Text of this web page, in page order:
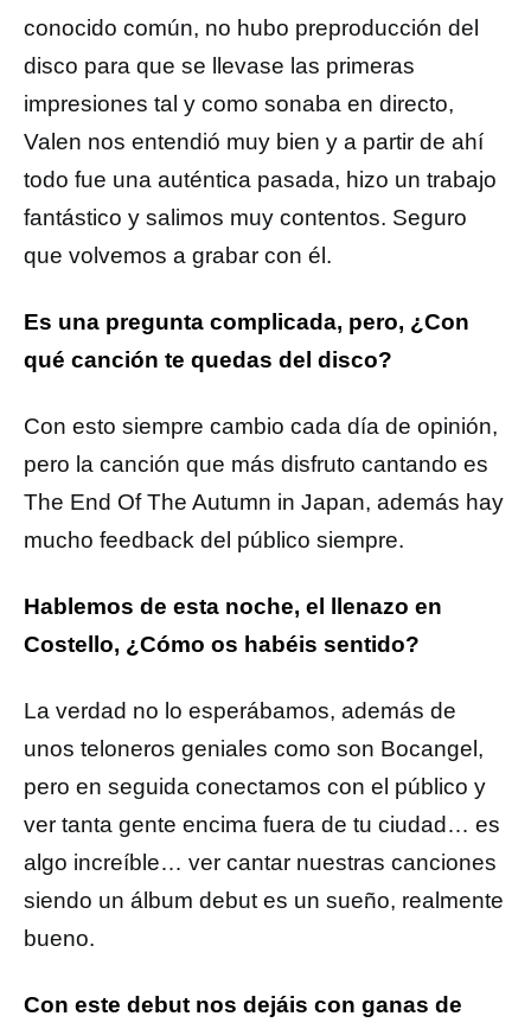
conocido común, no hubo preproducción del
disco para que se llevase las primeras
impresiones tal y como sonaba en directo,
Valen nos entendió muy bien y a partir de ahí
todo fue una auténtica pasada, hizo un trabajo
fantástico y salimos muy contentos. Seguro
que volvemos a grabar con él.
Es una pregunta complicada, pero, ¿Con
qué canción te quedas del disco?
Con esto siempre cambio cada día de opinión,
pero la canción que más disfruto cantando es
The End Of The Autumn in Japan, además hay
mucho feedback del público siempre.
Hablemos de esta noche, el llenazo en
Costello, ¿Cómo os habéis sentido?
La verdad no lo esperábamos, además de
unos teloneros geniales como son Bocangel,
pero en seguida conectamos con el público y
ver tanta gente encima fuera de tu ciudad… es
algo increíble… ver cantar nuestras canciones
siendo un álbum debut es un sueño, realmente
bueno.
Con este debut nos dejáis con ganas de